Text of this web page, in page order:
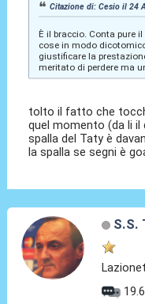
Citazione di: Cesio il 24
È il braccio. Conta pure
cose in modo
giustificare la
meritato di perdere ma
tolto il fatto che
quel momento (da li
spalla del Taty è
la spalla se segni è
S.S.